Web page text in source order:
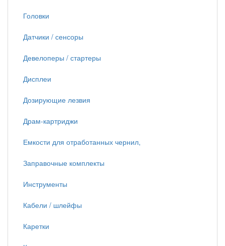
Головки
Датчики / сенсоры
Девелоперы / стартеры
Дисплеи
Дозирующие лезвия
Драм-картриджи
Емкости для отработанных чернил,
Заправочные комплекты
Инструменты
Кабели / шлейфы
Каретки